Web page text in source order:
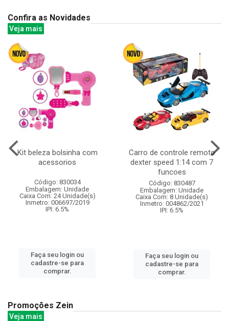
Confira as Novidades
Veja mais
Kit beleza bolsinha com
acessorios
Código: 830034
Embalagem: Unidade
Caixa Com: 24 Unidade(s)
Inmetro: 006697/2019
IPI: 6.5%
Faça seu login ou
cadastre-se para
comprar.
Carro de controle remoto
dexter speed 1:14 com 7
funcoes
Código: 830487
Embalagem: Unidade
Caixa Com: 8 Unidade(s)
Inmetro: 004862/2021
IPI: 6.5%
Faça seu login ou
cadastre-se para
comprar.
Promoções Zein
Veja mais